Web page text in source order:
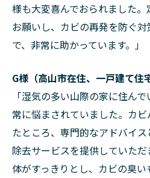
様も大変喜んでおられました
お願いし、カビの再発を防ぐ
で、非常に助かっています。」
G様（高山市在住、一戸建て住
「湿気の多い山際の家に住ん
常に悩まされていました。カ
たところ、専門的なアドバイ
除去サービスを提供していた
体がすっきりとし、カビの臭